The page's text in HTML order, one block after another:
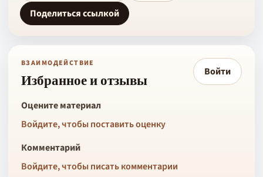
Поделиться ссылкой
ВЗАИМОДЕЙСТВИЕ
Избранное и отзывы Войти
Оцените материал
Войдите, чтобы поставить оценку
Комментарий
Войдите, чтобы писать комментарии